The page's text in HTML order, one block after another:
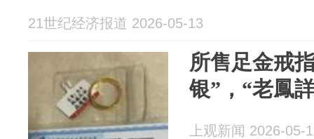
21世纪经济报道 2026-05-13
所售足金戒
银”，“老鳳
上观新闻 2026-05-